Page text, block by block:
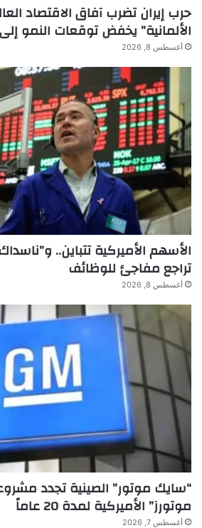
حرب إيران تضرب آفاق الاقتصاد
الألمانية” يخفض توقعات النمو إلى 3%
أغسطس 8, 2026
تراجع مفاجئ للوظائف
أغسطس 8, 2026
“سايك موتور” الصينية تجدد
موتورز” الأميركية لمدة 20 عاماً
أغسطس 7, 2026